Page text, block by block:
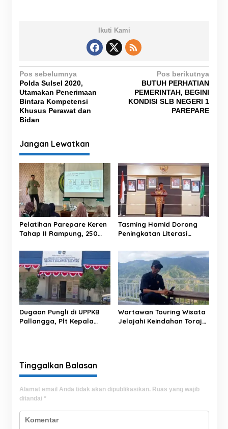
Ikuti Kami
N
a
v
i
a
s
i
p
o
s
Pos sebelumnya
Polda Sulsel 2020,
Utamakan Penerimaan
Bintara Kompetensi
Khusus Perawat dan
Bidan
Pos berikutnya
BUTUH PERHATIAN
PEMERINTAH, BEGINI
KONDISI SLB NEGERI 1
PAREPARE
Jangan Lewatkan
Pelatihan Parepare Keren
Tahap II Rampung, 250
Berhasil Dilatih Tahun 2026
Tasming Hamid Dorong
Peningkatan Literasi
Lewat Program
GENCARKAN
Dugaan Pungli di UPPKB
Pallangga, Plt Kepala
Wartawan Touring Wisata
Jelajahi Keindahan Toraja,
Tinggalkan Balasan
Alamat email Anda tidak akan dipublikasikan. Ruas yang wajib
ditandai *